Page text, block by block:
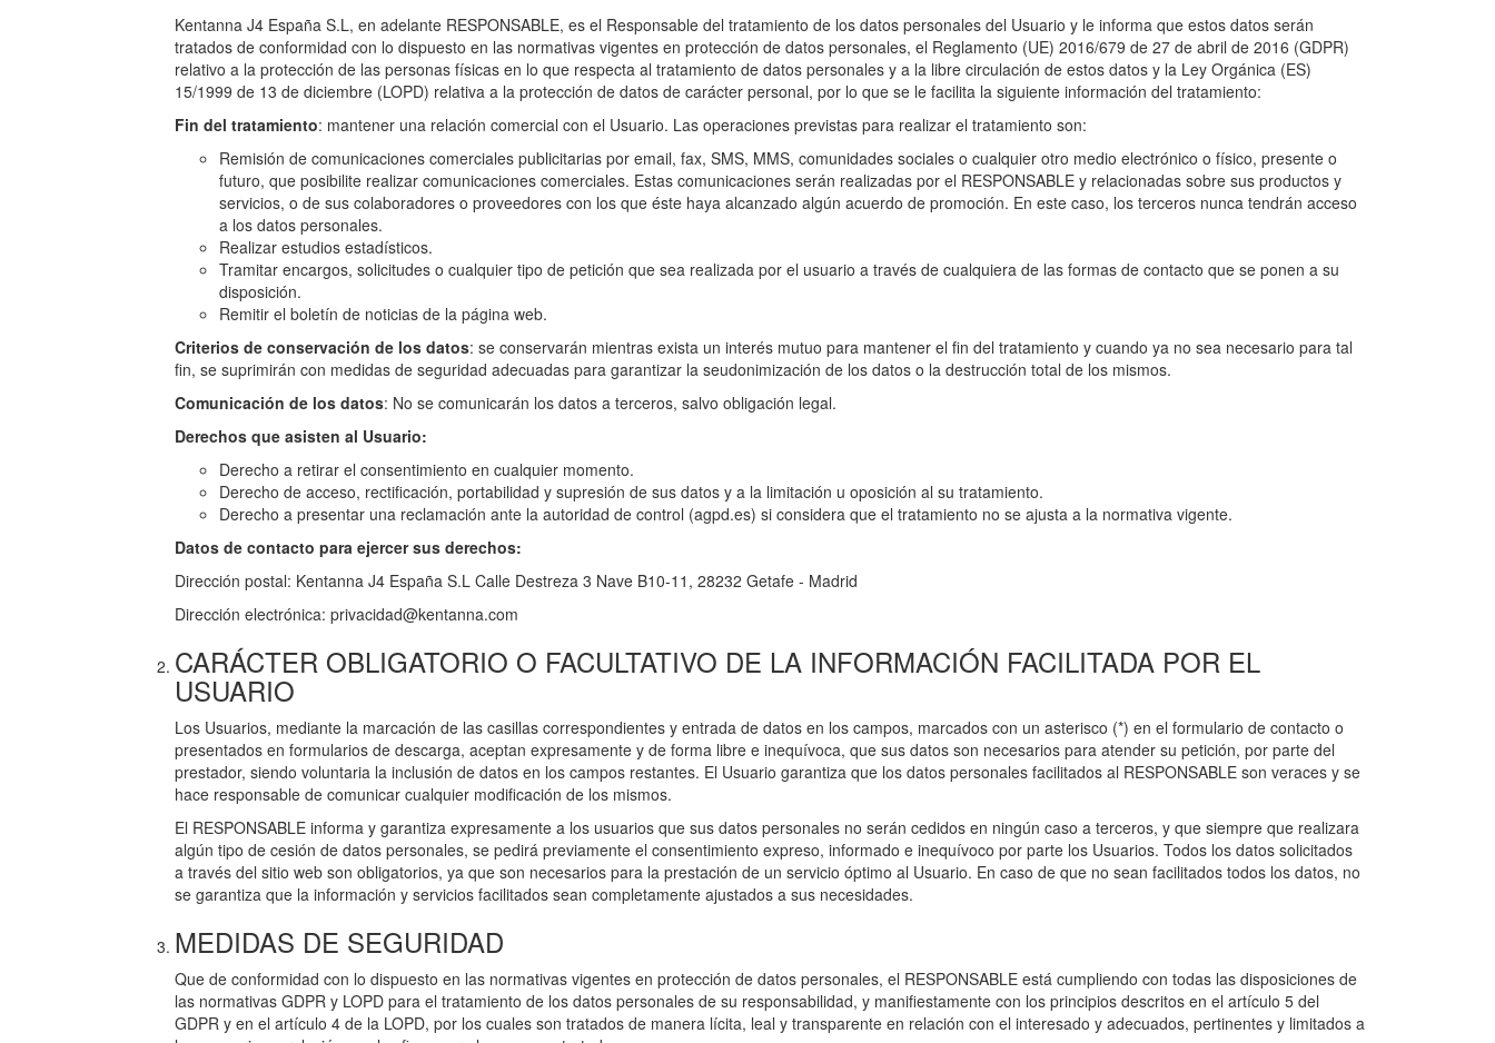
Kentanna J4 España S.L, en adelante RESPONSABLE, es el Responsable del tratamiento de los datos personales del Usuario y le informa que estos datos serán
tratados de conformidad con lo dispuesto en las normativas vigentes en protección de datos personales, el Reglamento (UE) 2016/679 de 27 de abril de 2016 (GDPR)
relativo a la protección de las personas físicas en lo que respecta al tratamiento de datos personales y a la libre circulación de estos datos y la Ley Orgánica (ES)
15/1999 de 13 de diciembre (LOPD) relativa a la protección de datos de carácter personal, por lo que se le facilita la siguiente información del tratamiento:
Fin del tratamiento: mantener una relación comercial con el Usuario. Las operaciones previstas para realizar el tratamiento son:
Remisión de comunicaciones comerciales publicitarias por email, fax, SMS, MMS, comunidades sociales o cualquier otro medio electrónico o físico, presente o
futuro, que posibilite realizar comunicaciones comerciales. Estas comunicaciones serán realizadas por el RESPONSABLE y relacionadas sobre sus productos y
servicios, o de sus colaboradores o proveedores con los que éste haya alcanzado algún acuerdo de promoción. En este caso, los terceros nunca tendrán acceso
a los datos personales.
Realizar estudios estadísticos.
Tramitar encargos, solicitudes o cualquier tipo de petición que sea realizada por el usuario a través de cualquiera de las formas de contacto que se ponen a su
disposición.
Remitir el boletín de noticias de la página web.
Criterios de conservación de los datos: se conservarán mientras exista un interés mutuo para mantener el fin del tratamiento y cuando ya no sea necesario para tal
fin, se suprimirán con medidas de seguridad adecuadas para garantizar la seudonimización de los datos o la destrucción total de los mismos.
Comunicación de los datos: No se comunicarán los datos a terceros, salvo obligación legal.
Derechos que asisten al Usuario:
Derecho a retirar el consentimiento en cualquier momento.
Derecho de acceso, rectificación, portabilidad y supresión de sus datos y a la limitación u oposición al su tratamiento.
Derecho a presentar una reclamación ante la autoridad de control (agpd.es) si considera que el tratamiento no se ajusta a la normativa vigente.
Datos de contacto para ejercer sus derechos:
Dirección postal: Kentanna J4 España S.L Calle Destreza 3 Nave B10-11, 28232 Getafe - Madrid
Dirección electrónica: privacidad@kentanna.com
CARÁCTER OBLIGATORIO O FACULTATIVO DE LA INFORMACIÓN FACILITADA POR EL
USUARIO
Los Usuarios, mediante la marcación de las casillas correspondientes y entrada de datos en los campos, marcados con un asterisco (*) en el formulario de contacto o
presentados en formularios de descarga, aceptan expresamente y de forma libre e inequívoca, que sus datos son necesarios para atender su petición, por parte del
prestador, siendo voluntaria la inclusión de datos en los campos restantes. El Usuario garantiza que los datos personales facilitados al RESPONSABLE son veraces y se
hace responsable de comunicar cualquier modificación de los mismos.
El RESPONSABLE informa y garantiza expresamente a los usuarios que sus datos personales no serán cedidos en ningún caso a terceros, y que siempre que realizara
algún tipo de cesión de datos personales, se pedirá previamente el consentimiento expreso, informado e inequívoco por parte los Usuarios. Todos los datos solicitados
a través del sitio web son obligatorios, ya que son necesarios para la prestación de un servicio óptimo al Usuario. En caso de que no sean facilitados todos los datos, no
se garantiza que la información y servicios facilitados sean completamente ajustados a sus necesidades.
MEDIDAS DE SEGURIDAD
Que de conformidad con lo dispuesto en las normativas vigentes en protección de datos personales, el RESPONSABLE está cumpliendo con todas las disposiciones de
las normativas GDPR y LOPD para el tratamiento de los datos personales de su responsabilidad, y manifiestamente con los principios descritos en el artículo 5 del
GDPR y en el artículo 4 de la LOPD, por los cuales son tratados de manera lícita, leal y transparente en relación con el interesado y adecuados, pertinentes y limitados a